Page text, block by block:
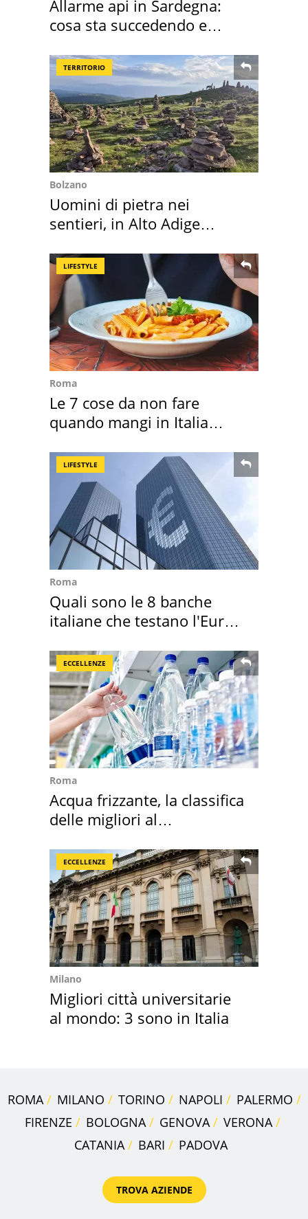
Allarme api in Sardegna:
cosa sta succedendo e
TERRITORIO
Bolzano
Uomini di pietra nei
sentieri, in Alto Adige
LIFESTYLE
Roma
Le 7 cose da non fare
quando mangi in Italia
LIFESTYLE
Roma
Quali sono le 8 banche
italiane che testano l'Euro
ECCELLENZE
Roma
Acqua frizzante, la classifica
delle migliori al
ECCELLENZE
Milano
Migliori città universitarie
al mondo: 3 sono in Italia
ROMA MILANO TORINO NAPOLI
PALERMO
FIRENZE
BOLOGNA GENOVA
VERONA
CATANIA
BARI PADOVA
TROVA AZIENDE